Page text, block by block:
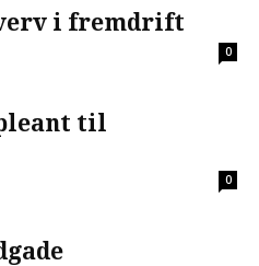
i fremdrift
0
til
0